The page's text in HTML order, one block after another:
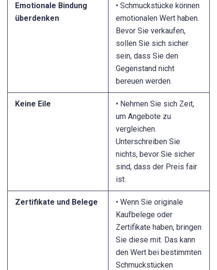
Emotionale Bindung
überdenken
• Schmuckstücke können
emotionalen Wert haben.
Bevor Sie verkaufen,
sollen Sie sich sicher
sein, dass Sie den
Gegenstand nicht
bereuen werden.
Keine Eile
• Nehmen Sie sich Zeit,
um Angebote zu
vergleichen.
Unterschreiben Sie
nichts, bevor Sie sicher
sind, dass der Preis fair
ist.
Zertifikate und Belege
• Wenn Sie originale
Kaufbelege oder
Zertifikate haben, bringen
Sie diese mit. Das kann
den Wert bei bestimmten
Schmuckstücken